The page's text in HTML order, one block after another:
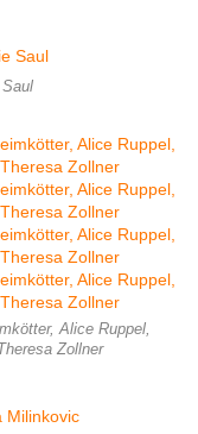
Alice Ruppel,
Zollner